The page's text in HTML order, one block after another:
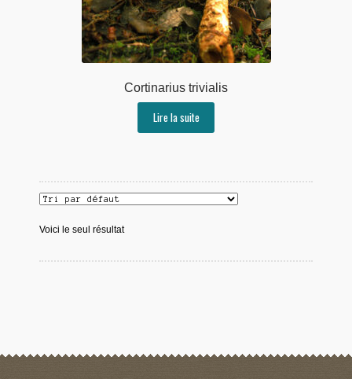
Cortinarius trivialis
Lire la suite
Voici le seul résultat